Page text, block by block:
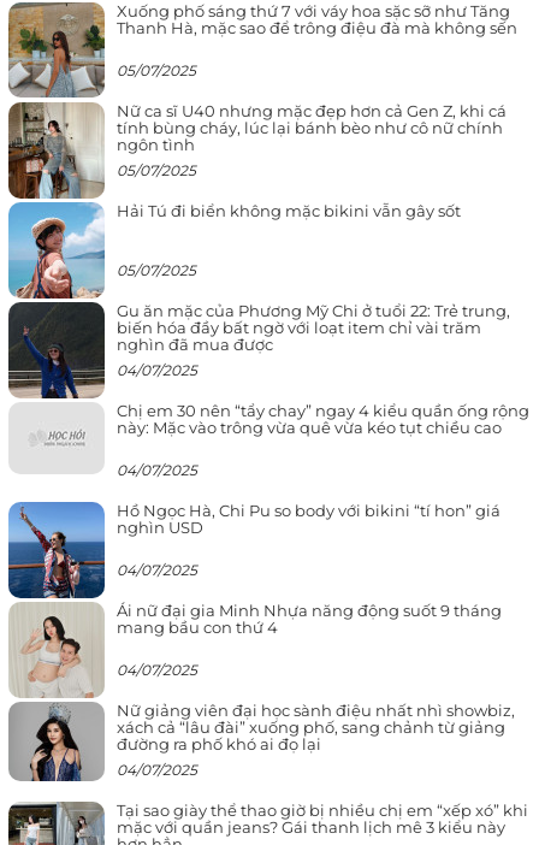
Xuống phố sáng thứ 7 với váy hoa sặc sỡ như Tăng
Thanh Hà, mặc sao để trông điệu đà mà không sến
05/07/2025
Nữ ca sĩ U40 nhưng mặc đẹp hơn cả Gen Z, khi cá
tính bùng cháy, lúc lại bánh bèo như cô nữ chính
ngôn tình
05/07/2025
Hải Tú đi biển không mặc bikini vẫn gây sốt
05/07/2025
Gu ăn mặc của Phương Mỹ Chi ở tuổi 22: Trẻ trung,
biến hóa đầy bất ngờ với loạt item chỉ vài trăm
nghìn đã mua được
04/07/2025
Chị em 30 nên “tẩy chay” ngay 4 kiểu quần ống rộng
này: Mặc vào trông vừa quê vừa kéo tụt chiều cao
04/07/2025
Hồ Ngọc Hà, Chi Pu so body với bikini “tí hon” giá
nghìn USD
04/07/2025
Ái nữ đại gia Minh Nhựa năng động suốt 9 tháng
mang bầu con thứ 4
04/07/2025
Nữ giảng viên đại học sành điệu nhất nhì showbiz,
xách cả “lâu đài” xuống phố, sang chảnh từ giảng
đường ra phố khó ai đọ lại
04/07/2025
Tại sao giày thể thao giờ bị nhiều chị em “xếp xó” khi
mặc với quần jeans? Gái thanh lịch mê 3 kiểu này